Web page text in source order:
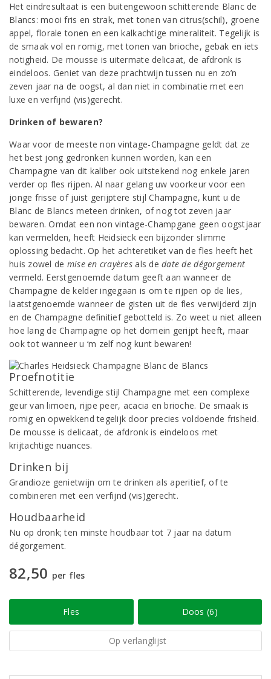
Het eindresultaat is een buitengewoon schitterende Blanc de
Blancs: mooi fris en strak, met tonen van citrus(schil), groene
appel, florale tonen en een kalkachtige mineraliteit. Tegelijk is
de smaak vol en romig, met tonen van brioche, gebak en iets
notigheid. De mousse is uitermate delicaat, de afdronk is
eindeloos. Geniet van deze prachtwijn tussen nu en zo’n
zeven jaar na de oogst, al dan niet in combinatie met een
luxe en verfijnd (vis)gerecht.
Drinken of bewaren?
Waar voor de meeste non vintage-Champagne geldt dat ze
het best jong gedronken kunnen worden, kan een
Champagne van dit kaliber ook uitstekend nog enkele jaren
verder op fles rijpen. Al naar gelang uw voorkeur voor een
jonge frisse of juist gerijptere stijl Champagne, kunt u de
Blanc de Blancs meteen drinken, of nog tot zeven jaar
bewaren. Omdat een non vintage-Champgane geen oogstjaar
kan vermelden, heeft Heidsieck een bijzonder slimme
oplossing bedacht. Op het achteretiket van de fles heeft het
huis zowel de mise en crayères als dedate de dégorgement
vermeld. Eerstgenoemde datum geeft aan wanneer de
Champagne de kelder ingegaan is om te rijpen op de lies,
laatstgenoemde wanneer de gisten uit de fles verwijderd zijn
en de Champagne definitief gebotteld is. Zo weet u niet alleen
hoe lang de Champagne op het domein gerijpt heeft, maar
ook tot wanneer u ‘m zelf nog kunt bewaren!
Proefnotitie
Schitterende, levendige stijl Champagne met een complexe
geur van limoen, rijpe peer, acacia en brioche. De smaak is
romig en opwekkend tegelijk door precies voldoende frisheid.
De mousse is delicaat, de afdronk is eindeloos met
krijtachtige nuances.
Drinken bij
Grandioze genietwijn om te drinken als aperitief, of te
combineren met een verfijnd (vis)gerecht.
Houdbaarheid
Nu op dronk; ten minste houdbaar tot 7 jaar na datum
dégorgement.
82,50 per fles
Fles Doos (6)
Op verlanglijst